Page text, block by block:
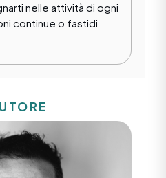
nelle attività di ogni
continue o fastidi